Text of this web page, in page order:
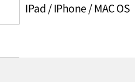
IPad / IPhone / MAC OS